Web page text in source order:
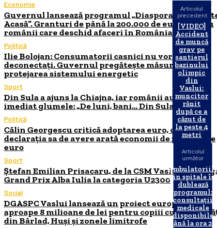
Economie
Guvernul lansează programul „Diaspora
Acasă”. Granturi de până la 200.000 de euro pentru
românii care deschid afaceri în România
Politică
Ilie Bolojan: Consumatorii casnici nu vor fi
deconectați. Guvernul pregătește măsuri pentru
protejarea sistemului energetic
Sport
Din Sula a ajuns la Chiajna, iar românii au început
imediat glumele: „De luni, bani… Din Sula”
Politică
Călin Georgescu critică adoptarea euro, deși
declarația sa de avere arată economii de 264.000 de
euro
Sport
Ștefan Emilian Prisacaru, de la CSM Vaslui, a
Grand Prix Alba Iulia la categoria U2300
Social
DGASPC Vaslui lansează un proiect european de
aproape 8 milioane de lei pentru copiii cu
din Bârlad, Huși și zonele limitrofe
Articolul
precedent
[VIDEO]
Accident
de muncă
grav pe
șantierul
bazinului
olimpic
din
Vaslui:
muncitor
rănit
după ce a
căzut de
la peste 4
metri
Articolul
următor
din spitale
dublează
programul:
consultații
medicale
disponibile
până la ora 20